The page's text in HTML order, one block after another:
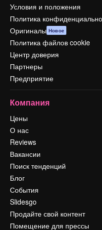
Условия и положения
Политика
Оригиналы Новое
Политика файлов cookie
Центр доверия
Партнеры
Предприятие
Компания
Цены
О нас
Reviews
Вакансии
Поиск тенденций
Блог
События
Slidesgo
Продайте свой контент
Помещение для прессы